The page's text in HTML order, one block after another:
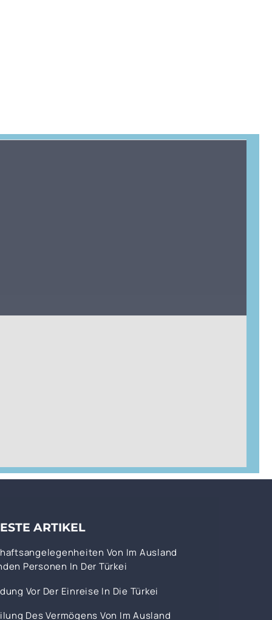
ARTIKEL
Von Im Ausland
Personen In Der Türkei
Vor Der Einreise In Die Türkei
Des Vermögens Von Im Ausland